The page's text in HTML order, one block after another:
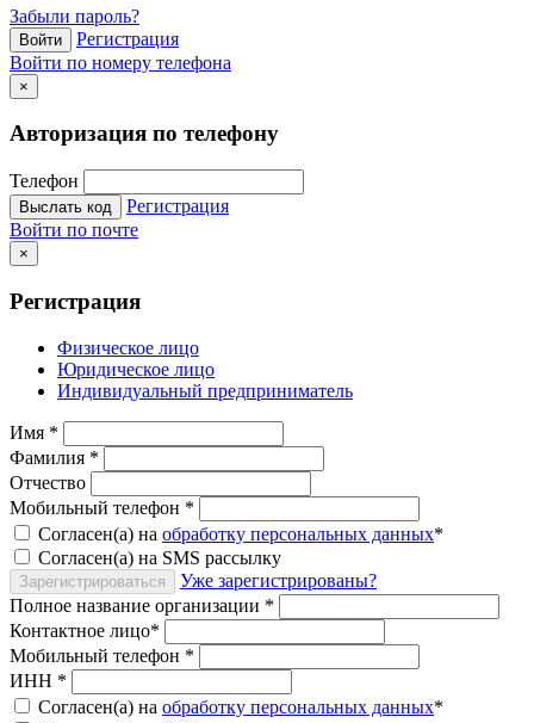
Забыли пароль?
Войти
Регистрация
Войти по номеру телефона
×
Авторизация по телефону
Телефон
Выслать код
Регистрация
Войти по почте
×
Регистрация
Физическое лицо
Юридическое лицо
Индивидуальный предприниматель
Имя *
Фамилия *
Отчество
Мобильный телефон *
Согласен(а) на обработку персональных данных*
Согласен(а) на SMS рассылку
Зарегистрироваться
Уже зарегистрированы?
Полное название организации *
Контактное лицо*
Мобильный телефон *
ИНН *
Согласен(а) на обработку персональных данных*